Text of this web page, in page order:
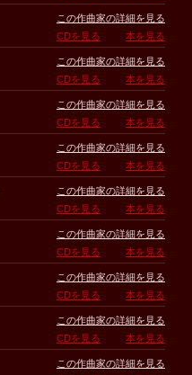
この作曲家の詳細を見る
CDを見る
本を見る
この作曲家の詳細を見る
CDを見る
本を見る
この作曲家の詳細を見る
CDを見る
本を見る
この作曲家の詳細を見る
CDを見る
本を見る
この作曲家の詳細を見る
CDを見る
本を見る
この作曲家の詳細を見る
CDを見る
本を見る
この作曲家の詳細を見る
CDを見る
本を見る
この作曲家の詳細を見る
CDを見る
本を見る
この作曲家の詳細を見る